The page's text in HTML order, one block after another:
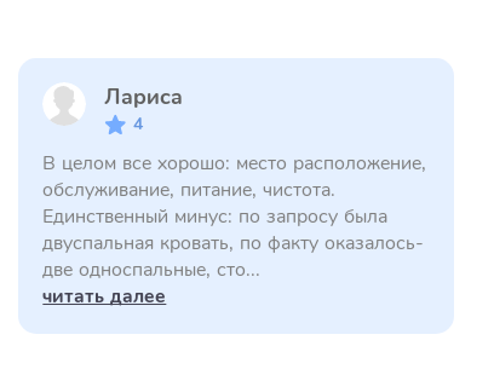
Лариса
4
В целом все хорошо: место расположение,
обслуживание, питание, чистота.
Единственный минус: по запросу была
двуспальная кровать, по факту оказалось-
две односпальные, сто...
читать далее